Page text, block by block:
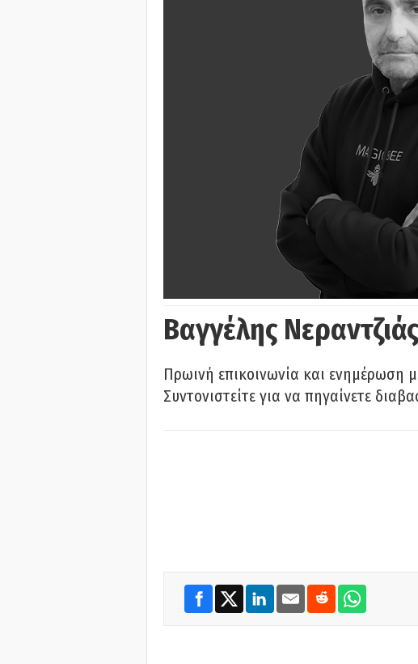
Βαγγέλης
Πρωινή επικοινωνία και ενημέρωση
Συντονιστείτε για να πηγαίνετε